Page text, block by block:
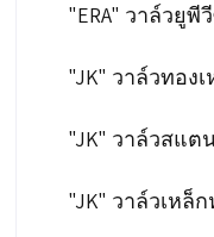
"ERA" วาล์วยูพี
"JK" วาล์วทอง
"JK" วาล์วสแต
"JK" วาล์วเหล็